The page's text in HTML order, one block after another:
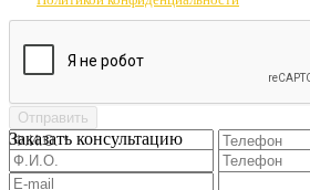
Заказать консультацию